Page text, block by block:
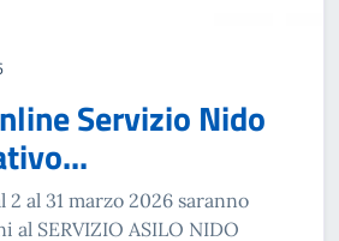
Servizio Nido
al 31 marzo 2026 saranno
SERVIZIO ASILO NIDO